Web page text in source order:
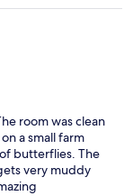
room was clean
a small farm
butterflies. The
very muddy